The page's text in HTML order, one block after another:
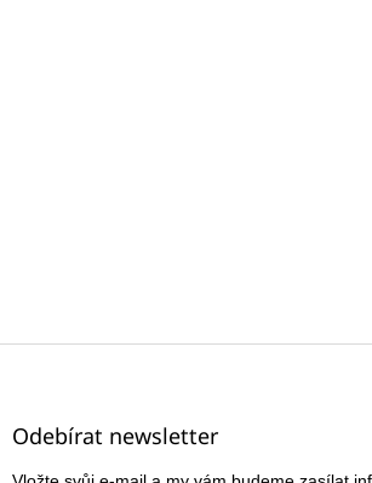
Z
Odebírat newsletter